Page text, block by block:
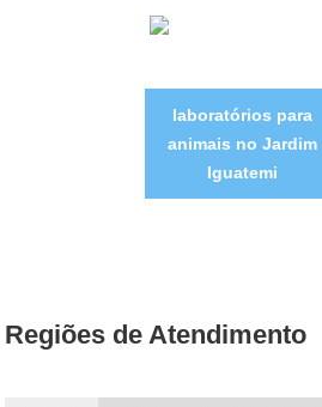
laboratórios para
animais no Jardim
Iguatemi
Regiões de Atendimento